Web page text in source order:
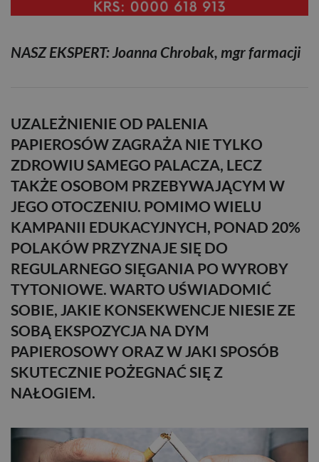
NASZ EKSPERT: Joanna Chrobak, mgr farmacji
UZALEŻNIENIE OD PALENIA
PAPIEROSÓW ZAGRAŻA NIE TYLKO
ZDROWIU SAMEGO PALACZA, LECZ
TAKŻE OSOBOM PRZEBYWAJĄCYM W
JEGO OTOCZENIU. POMIMO WIELU
KAMPANII EDUKACYJNYCH, PONAD 20%
POLAKÓW PRZYZNAJE SIĘ DO
REGULARNEGO SIĘGANIA PO WYROBY
TYTONIOWE. WARTO UŚWIADOMIĆ
SOBIE, JAKIE KONSEKWENCJE NIESIE ZE
SOBĄ EKSPOZYCJA NA DYM
PAPIEROSOWY ORAZ W JAKI SPOSÓB
SKUTECZNIE POŻEGNAĆ SIĘ Z
NAŁOGIEM.